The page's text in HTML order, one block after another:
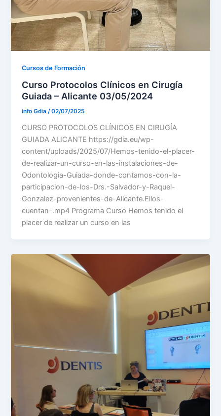
Cursos de Formación
Curso Protocolos Clínicos en Cirugía
Guiada – Alicante 03/05/2024
info Gdia/02/07/2025
CURSO PROTOCOLOS CLÍNICOS EN CIRUGÍA
GUIADA ALICANTE https://gdia.eu/wp-
content/uploads/2025/07/Hemos-tenido-el-placer-
de-realizar-un-curso-en-las-instalaciones-de-
Odontologia-Guiada-donde-contamos-con-la-
participacion-de-los-Drs.-Salvador-y-Raquel-
Gonzalez-provenientes-de-Alicante.Ellos-
cuentan-.mp4 Programa Curso Hemos tenido el
placer de realizar un curso en las